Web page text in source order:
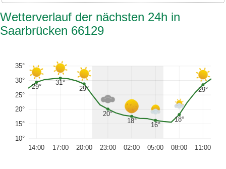
Wetterverlauf der nächsten 24h in
Saarbrücken 66129
10°
15°
20°
25°
30°
35°
29°
31°
29°
20°
18°
16°
18°
29°
14:00 17:00 20:00 23:00 02:00 05:00 08:00 11:00